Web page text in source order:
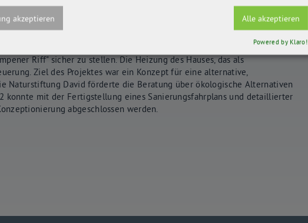
Privatimmobilie auf der Insel Koos, um den Schutz des
Riff" sicher zu stellen. Die Heizung des Hauses, das als
Ziel des Projektes war ein Konzept für eine alternative,
Naturstiftung David förderte die Beratung über ökologische Alternativen
konnte mit der Fertigstellung eines Sanierungsfahrplans und detaillierter
abgeschlossen werden.
akzeptieren Alle akzeptieren
Powered by Klaro!